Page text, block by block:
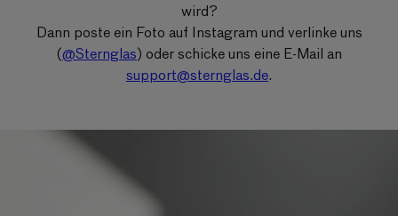
wird?
Dann poste ein Foto auf Instagram und verlinke uns
(@Sternglas) oder schicke uns eine E-Mail an
support@sternglas.de.